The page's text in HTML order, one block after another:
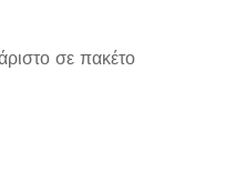
σε πακέτο